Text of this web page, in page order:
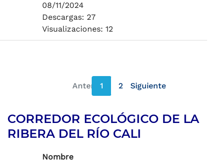
08/11/2024
Descargas: 27
Visualizaciones: 12
Anterior
1 2 Siguiente
CORREDOR ECOLÓGICO DE LA
RIBERA DEL RÍO CALI
Nombre